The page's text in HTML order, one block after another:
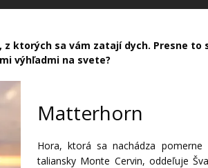
z ktorých sa vám zatají dych. Presne
výhľadmi na svete?
Matterhorn
Hora, ktorá sa nachádza
taliansky Monte Cervin, oddeľuje